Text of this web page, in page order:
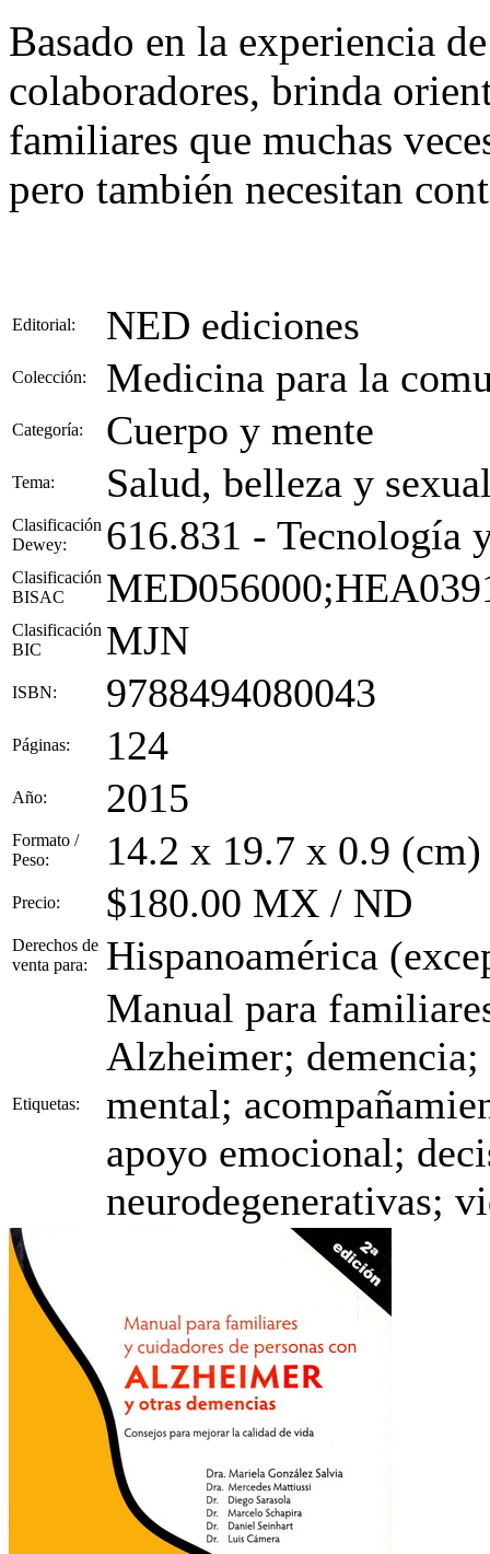
Basado en la experiencia
colaboradores, brinda
familiares que muchas
pero también necesitan
Editorial: NED ediciones
Colección: Medicina para la
Categoría: Cuerpo y mente
Tema: Salud, belleza y
Clasificación
Dewey:
616.831 - Tecnología
Clasificación
BISAC
Clasificación
BIC
MJN
ISBN: 9788494080043
Páginas: 124
Año: 2015
Formato /
Peso:
14.2 x 19.7 x 0.9
Precio: $180.00 MX / ND
Derechos de
venta para:
Hispanoamérica
Etiquetas:
Manual para
Alzheimer;
mental;
apoyo emocional;
neurodegenerativas;